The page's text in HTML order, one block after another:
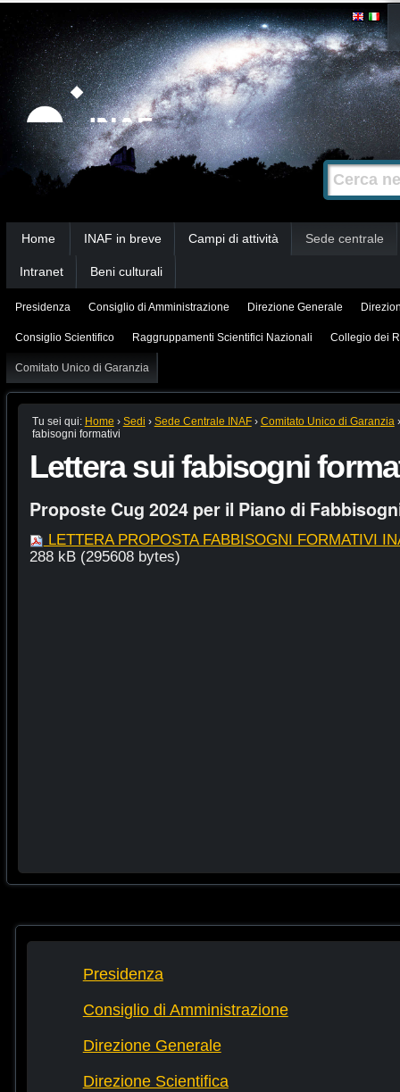
Strumenti
personali
Salta
contenuti.
|
Salta
alla
navigazione
Cerca nel
Ricerca
avanzata…
Home INAF in breve Campi di attività Sede centrale
Intranet Beni culturali
Presidenza Consiglio di Amministrazione Direzione Generale
Consiglio Scientifico Raggruppamenti Scientifici Nazionali Collegio dei
Comitato Unico di Garanzia
Tu sei qui: Home › Sedi › Sede Centrale INAF › Comitato Unico di Garanzia
fabisogni formativi
Lettera sui fabisogni
Proposte Cug 2024 per il Piano di
LETTERA PROPOSTA FABBISOGNI FORMATIVI
288 kB (295608 bytes)
Presidenza
Consiglio di Amministrazione
Direzione Generale
Direzione Scientifica